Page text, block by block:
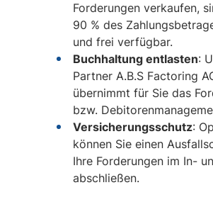
Forderungen verkaufen,
90 % des
und frei verfügbar.
Buchhaltung entlasten:
Partner A.B.S Factoring
übernimmt für Sie das
bzw.
Versicherungsschutz:
können Sie einen
Ihre Forderungen im In-
abschließen.